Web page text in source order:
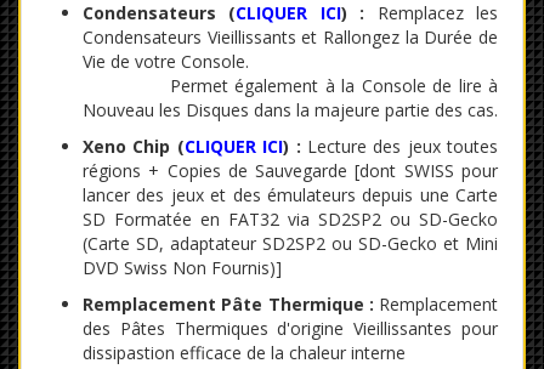
Condensateurs (CLIQUER ICI) : Remplacez les
Condensateurs Vieillissants et Rallongez la Durée de
Vie de votre Console.
Permet également à la Console de lire à
Nouveau les Disques dans la majeure partie des cas.
Xeno Chip (CLIQUER ICI) : Lecture des jeux toutes
régions + Copies de Sauvegarde [dont SWISS pour
lancer des jeux et des émulateurs depuis une Carte
SD Formatée en FAT32 via SD2SP2 ou SD-Gecko
(Carte SD, adaptateur SD2SP2 ou SD-Gecko et Mini
DVD Swiss Non Fournis)]
Remplacement Pâte Thermique : Remplacement
des Pâtes Thermiques d'origine Vieillissantes pour
dissipastion efficace de la chaleur interne